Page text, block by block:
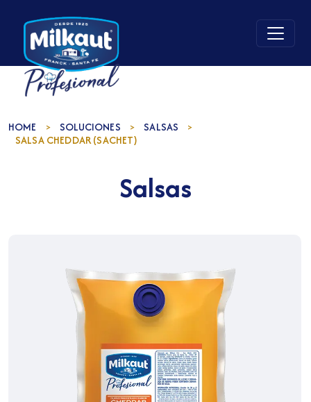
HOME > SOLUCIONES > SALSAS >
SALSA CHEDDAR (SACHET)
Salsas